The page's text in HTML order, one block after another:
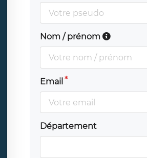
Nom / prénom
Email
Département